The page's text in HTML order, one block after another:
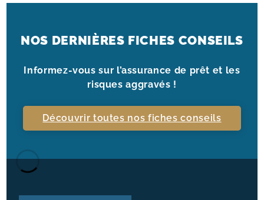
NOS DERNIÈRES FICHES CONSEILS
Informez-vous sur l’assurance de prêt et les
risques aggravés !
Découvrir toutes nos fiches conseils